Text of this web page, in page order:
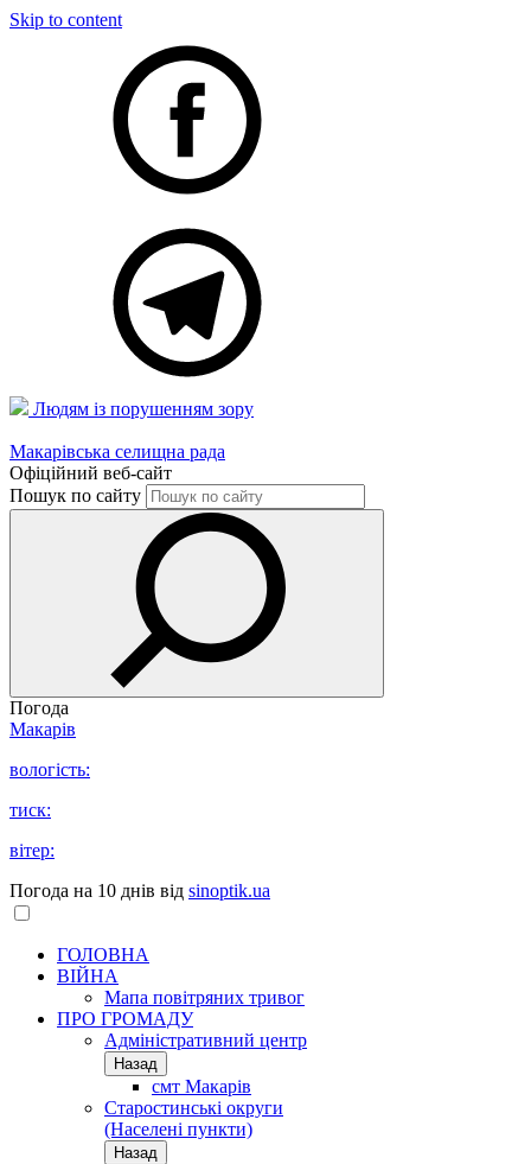
Skip to content
Людям із порушенням зору
Макарівська селищна рада
Офіційний веб-сайт
Пошук по сайту
Погода
Макарів
вологість:
тиск:
вітер:
Погода на 10 днів від sinoptik.ua
ГОЛОВНА
ВІЙНА
Мапа повітряних тривог
ПРО ГРОМАДУ
Aдміністративний центр
Назад
смт Макарів
Старостинські округи
(Населені пункти)
Назад